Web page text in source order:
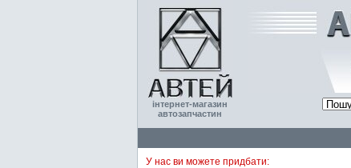
інтернет-магазин
автозапчастин
У нас ви можете придбати: